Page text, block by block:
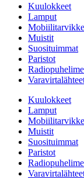
Kuulokkeet
Lamput
Muistit
Suosituimmat
Paristot
Kuulokkeet
Lamput
Muistit
Suosituimmat
Paristot